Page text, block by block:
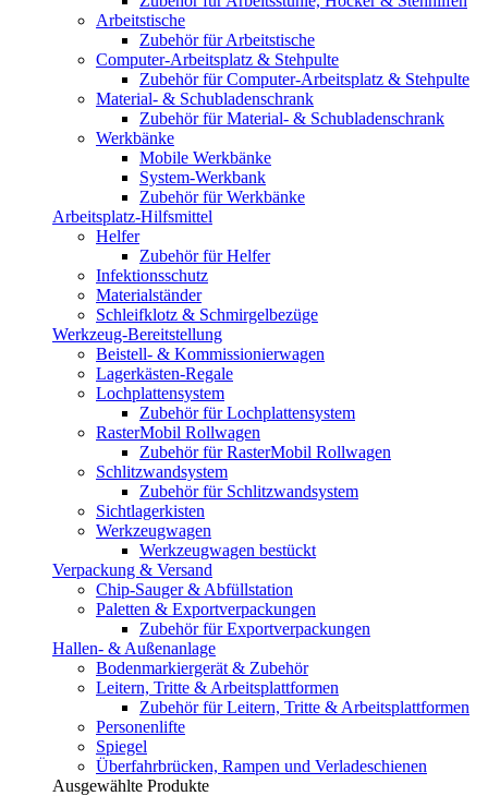
Arbeitstische
Zubehör für Arbeitstische
Computer-Arbeitsplatz & Stehpulte
Zubehör für Computer-Arbeitsplatz & Stehpulte
Material- & Schubladenschrank
Zubehör für Material- & Schubladenschrank
Werkbänke
Mobile Werkbänke
System-Werkbank
Zubehör für Werkbänke
Arbeitsplatz-Hilfsmittel
Helfer
Zubehör für Helfer
Infektionsschutz
Materialständer
Schleifklotz & Schmirgelbezüge
Werkzeug-Bereitstellung
Beistell- & Kommissionierwagen
Lagerkästen-Regale
Lochplattensystem
Zubehör für Lochplattensystem
RasterMobil Rollwagen
Zubehör für RasterMobil Rollwagen
Schlitzwandsystem
Zubehör für Schlitzwandsystem
Sichtlagerkisten
Werkzeugwagen
Werkzeugwagen bestückt
Verpackung & Versand
Chip-Sauger & Abfüllstation
Paletten & Exportverpackungen
Zubehör für Exportverpackungen
Hallen- & Außenanlage
Bodenmarkiergerät & Zubehör
Leitern, Tritte & Arbeitsplattformen
Zubehör für Leitern, Tritte & Arbeitsplattformen
Personenlifte
Spiegel
Überfahrbrücken, Rampen und Verladeschienen
Ausgewählte Produkte